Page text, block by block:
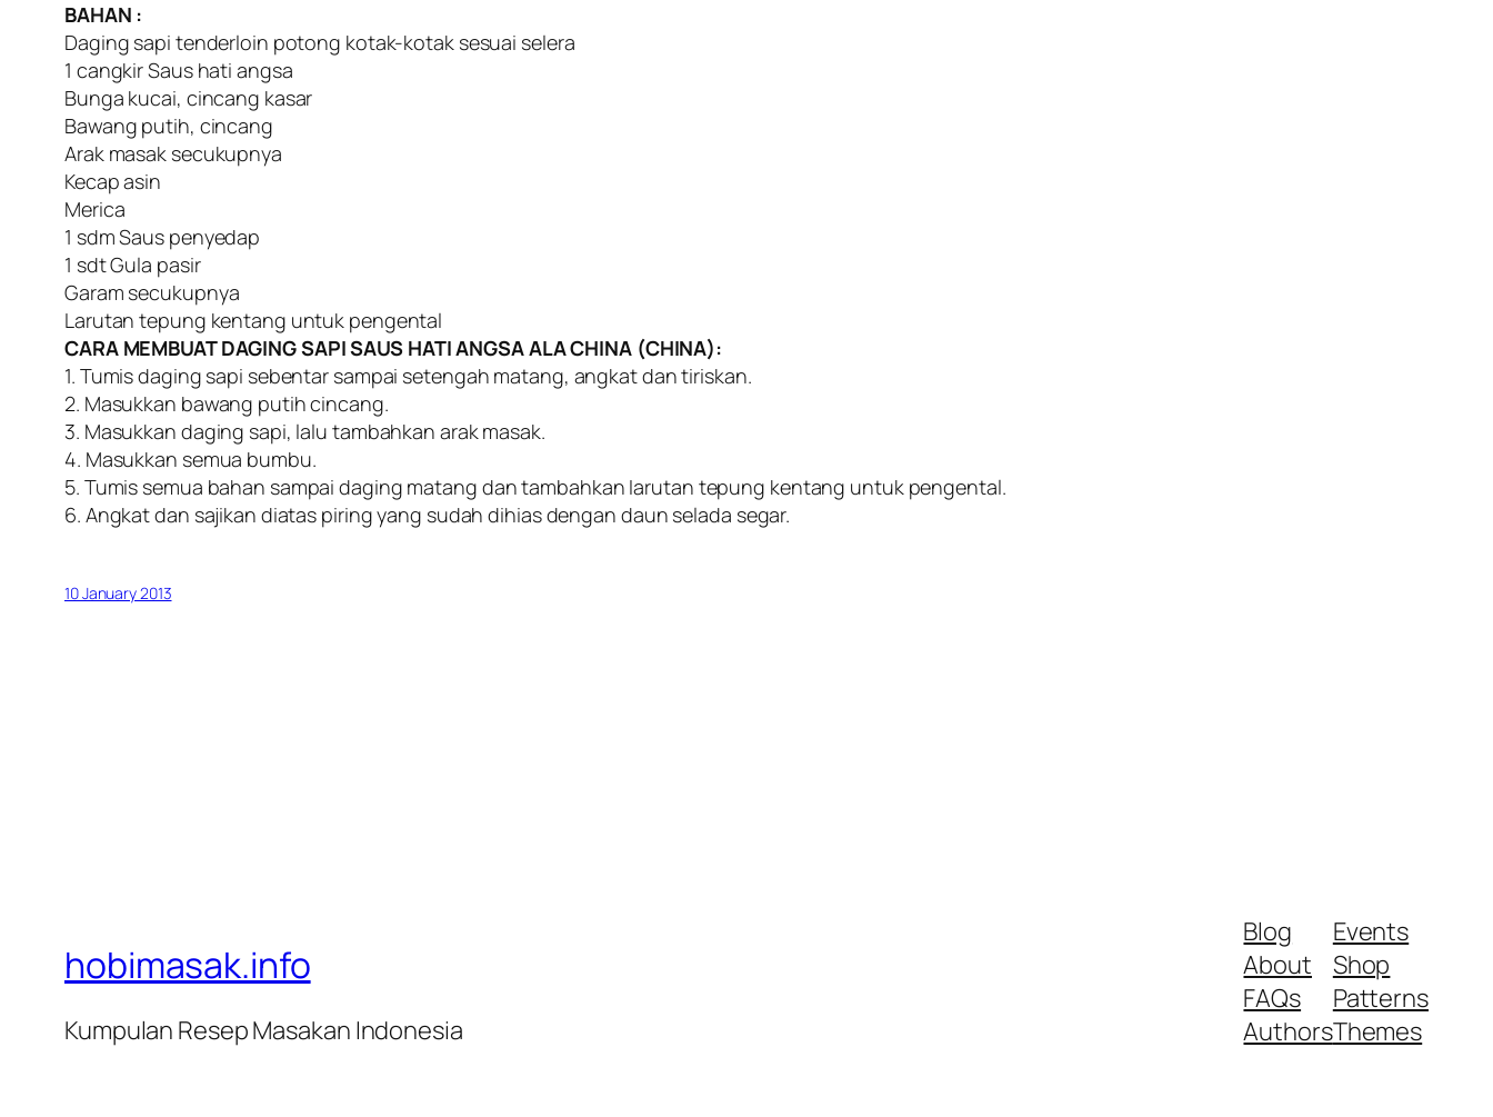
BAHAN :
Daging sapi tenderloin potong kotak-kotak sesuai selera
1 cangkir Saus hati angsa
Bunga kucai, cincang kasar
Bawang putih, cincang
Arak masak secukupnya
Kecap asin
Merica
1 sdm Saus penyedap
1 sdt Gula pasir
Garam secukupnya
Larutan tepung kentang untuk pengental
CARA MEMBUAT DAGING SAPI SAUS HATI ANGSA ALA CHINA (CHINA):
1. Tumis daging sapi sebentar sampai setengah matang, angkat dan tiriskan.
2. Masukkan bawang putih cincang.
3. Masukkan daging sapi, lalu tambahkan arak masak.
4. Masukkan semua bumbu.
5. Tumis semua bahan sampai daging matang dan tambahkan Iarutan tepung kentang untuk pengental.
6. Angkat dan sajikan diatas piring yang sudah dihias dengan daun selada segar.
10 January 2013
hobimasak.info
Kumpulan Resep Masakan Indonesia
Blog
About
FAQs
Authors
Events
Shop
Patterns
Themes